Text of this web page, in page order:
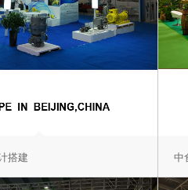
搭建 中